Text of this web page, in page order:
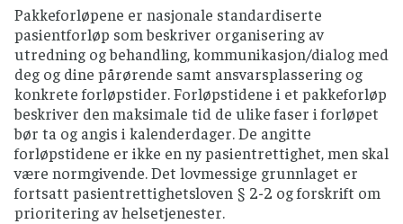
Pakkeforløpene er nasjonale standardiserte
pasientforløp som beskriver organisering av
utredning og behandling, kommunikasjon/dialog med
deg og dine pårørende samt ansvarsplassering og
konkrete forløpstider. Forløpstidene i et pakkeforløp
beskriver den maksimale tid de ulike faser i forløpet
bør ta og angis i kalenderdager. De angitte
forløpstidene er ikke en ny pasientrettighet, men skal
være normgivende. Det lovmessige grunnlaget er
fortsatt pasientrettighetsloven § 2-2 og forskrift om
prioritering av helsetjenester.